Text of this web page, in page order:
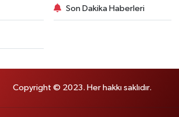
Son Dakika Haberleri
Copyright © 2023. Her hakkı saklıdır.